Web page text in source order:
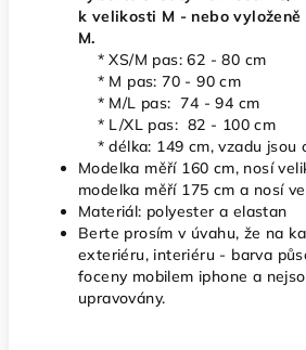
k velikosti M - nebo
M.
* XS/M pas: 62 - 80 cm
* M pas: 70 - 90 cm
* M/L pas: 74 - 94 cm
* L/XL pas: 82 - 100 cm
* délka: 149 cm, vzadu jsou
Modelka měří 160 cm, nosí
modelka měří 175 cm a nosí
Materiál: polyester a elastan
Berte prosím v úvahu, že na
exteriéru, interiéru - barva
foceny mobilem iphone a
upravovány.